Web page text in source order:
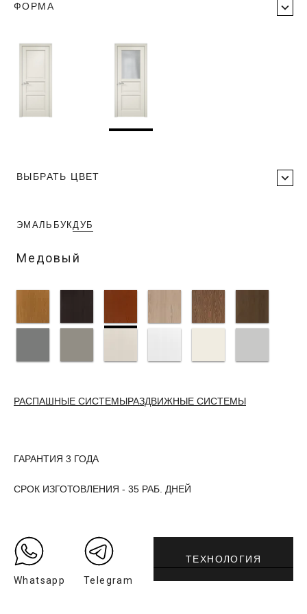
ФОРМА
ВЫБРАТЬ ЦВЕТ
ЭМАЛЬ БУК ДУБ
Медовый
РАСПАШНЫЕ СИСТЕМЫРАЗДВИЖНЫЕ СИСТЕМЫ
ГАРАНТИЯ 3 ГОДА
СРОК ИЗГОТОВЛЕНИЯ - 35 РАБ. ДНЕЙ
Whatsapp Telegram
ТЕХНОЛОГИЯ